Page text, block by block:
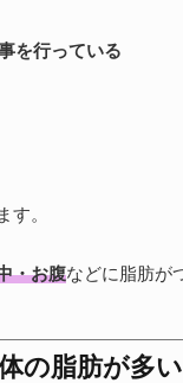
を行っている
す。
・お腹などに脂肪が
の脂肪が多い